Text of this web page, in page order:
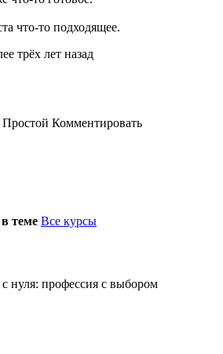
что-то подходящее.
трёх лет назад
Простой Комментировать
теме Все курсы
нуля: профессия с выбором